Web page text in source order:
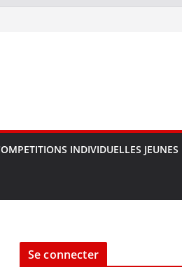
INDIVIDUELLES JEUNES
Se connecter